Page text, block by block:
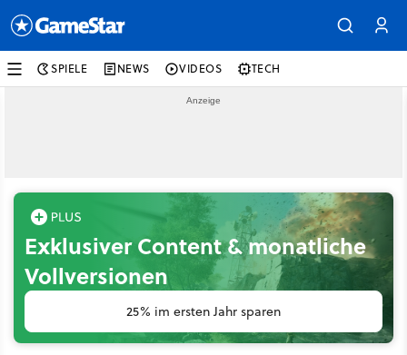
SPIELE NEWS VIDEOS TECH
Exklusiver Content & monatliche
Vollversionen
25% im ersten Jahr sparen